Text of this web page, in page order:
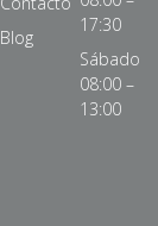
17:30
Sábado
08:00 –
13:00
Blog